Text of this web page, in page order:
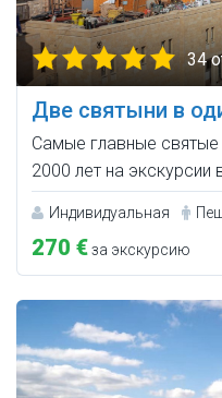
34
Две святыни в
Самые главные святые
2000 лет на
Индивидуальная
270 €за экскурсию